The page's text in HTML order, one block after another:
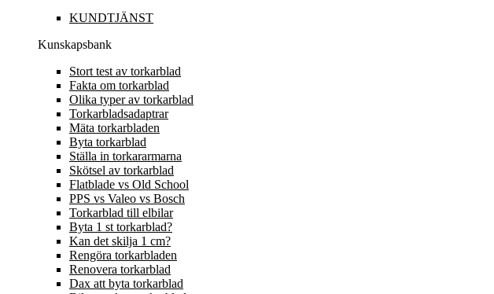
KUNDTJÄNST
Kunskapsbank
Stort test av torkarblad
Fakta om torkarblad
Olika typer av torkarblad
Torkarbladsadaptrar
Mäta torkarbladen
Byta torkarblad
Ställa in torkararmarna
Skötsel av torkarblad
Flatblade vs Old School
PPS vs Valeo vs Bosch
Torkarblad till elbilar
Byta 1 st torkarblad?
Kan det skilja 1 cm?
Rengöra torkarbladen
Renovera torkarblad
Dax att byta torkarblad